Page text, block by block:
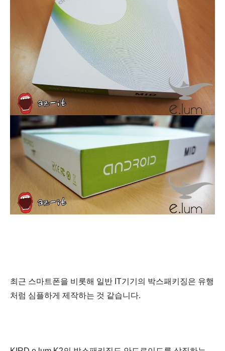
최근 스마트폰을 비롯해 일반 IT기기의 박스패키징은 유행
처럼 심플하게 제작하는 것 같습니다.